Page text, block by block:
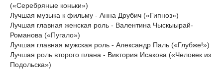
(«Серебряные коньки»)
Лучшая музыка к фильму - Анна Друбич («Гипноз»)
Лучшая главная женская роль - Валентина Чыскыырай-
Романова («Пугало»)
Лучшая главная мужская роль - Александр Паль («Глубже!»)
Лучшая роль второго плана - Виктория Исакова («Человек из
Подольска»)